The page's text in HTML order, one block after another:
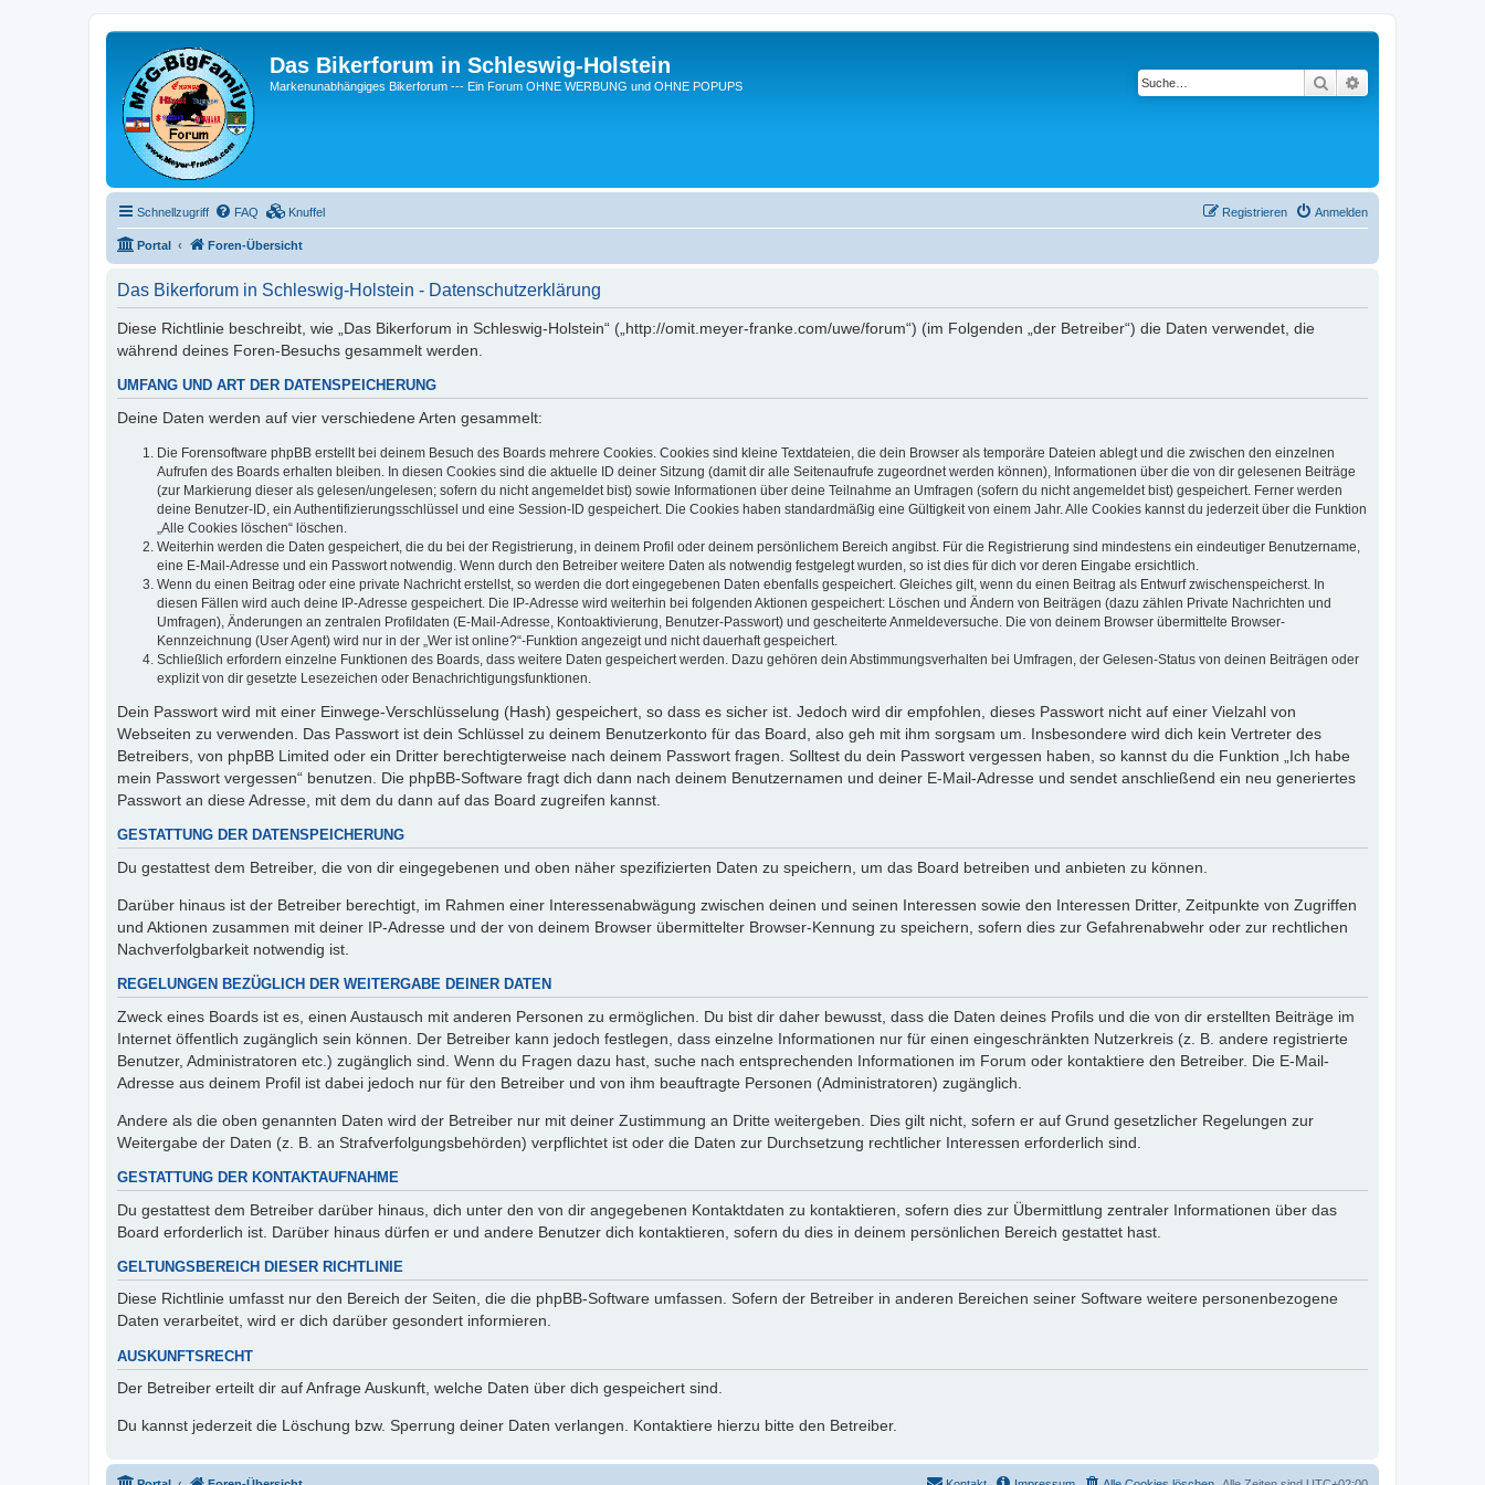
Das Bikerforum in Schleswig-Holstein
Markenunabhängiges Bikerforum --- Ein Forum OHNE WERBUNG und OHNE POPUPS Suche
Schnellzugriff FAQ Knuffel Anmelden
Registrieren
Portal Foren-Übersicht
Das Bikerforum in Schleswig-Holstein - Datenschutzerklärung
Diese Richtlinie beschreibt, wie „Das Bikerforum in Schleswig-Holstein“ („http://omit.meyer-franke.com/uwe/forum“) (im Folgenden „der Betreiber“) die Daten verwendet, die
während deines Foren-Besuchs gesammelt werden.
UMFANG UND ART DER DATENSPEICHERUNG
Deine Daten werden auf vier verschiedene Arten gesammelt:
Die Forensoftware phpBB erstellt bei deinem Besuch des Boards mehrere Cookies. Cookies sind kleine Textdateien, die dein Browser als temporäre Dateien ablegt und die zwischen den einzelnen
Aufrufen des Boards erhalten bleiben. In diesen Cookies sind die aktuelle ID deiner Sitzung (damit dir alle Seitenaufrufe zugeordnet werden können), Informationen über die von dir gelesenen Beiträge
(zur Markierung dieser als gelesen/ungelesen; sofern du nicht angemeldet bist) sowie Informationen über deine Teilnahme an Umfragen (sofern du nicht angemeldet bist) gespeichert. Ferner werden
deine Benutzer-ID, ein Authentifizierungsschlüssel und eine Session-ID gespeichert. Die Cookies haben standardmäßig eine Gültigkeit von einem Jahr. Alle Cookies kannst du jederzeit über die Funktion
„Alle Cookies löschen“ löschen.
Weiterhin werden die Daten gespeichert, die du bei der Registrierung, in deinem Profil oder deinem persönlichem Bereich angibst. Für die Registrierung sind mindestens ein eindeutiger Benutzername,
eine E-Mail-Adresse und ein Passwort notwendig. Wenn durch den Betreiber weitere Daten als notwendig festgelegt wurden, so ist dies für dich vor deren Eingabe ersichtlich.
Wenn du einen Beitrag oder eine private Nachricht erstellst, so werden die dort eingegebenen Daten ebenfalls gespeichert. Gleiches gilt, wenn du einen Beitrag als Entwurf zwischenspeicherst. In
diesen Fällen wird auch deine IP-Adresse gespeichert. Die IP-Adresse wird weiterhin bei folgenden Aktionen gespeichert: Löschen und Ändern von Beiträgen (dazu zählen Private Nachrichten und
Umfragen), Änderungen an zentralen Profildaten (E-Mail-Adresse, Kontoaktivierung, Benutzer-Passwort) und gescheiterte Anmeldeversuche. Die von deinem Browser übermittelte Browser-
Kennzeichnung (User Agent) wird nur in der „Wer ist online?“-Funktion angezeigt und nicht dauerhaft gespeichert.
Schließlich erfordern einzelne Funktionen des Boards, dass weitere Daten gespeichert werden. Dazu gehören dein Abstimmungsverhalten bei Umfragen, der Gelesen-Status von deinen Beiträgen oder
explizit von dir gesetzte Lesezeichen oder Benachrichtigungsfunktionen.
Dein Passwort wird mit einer Einwege-Verschlüsselung (Hash) gespeichert, so dass es sicher ist. Jedoch wird dir empfohlen, dieses Passwort nicht auf einer Vielzahl von
Webseiten zu verwenden. Das Passwort ist dein Schlüssel zu deinem Benutzerkonto für das Board, also geh mit ihm sorgsam um. Insbesondere wird dich kein Vertreter des
Betreibers, von phpBB Limited oder ein Dritter berechtigterweise nach deinem Passwort fragen. Solltest du dein Passwort vergessen haben, so kannst du die Funktion „Ich habe
mein Passwort vergessen“ benutzen. Die phpBB-Software fragt dich dann nach deinem Benutzernamen und deiner E-Mail-Adresse und sendet anschließend ein neu generiertes
Passwort an diese Adresse, mit dem du dann auf das Board zugreifen kannst.
GESTATTUNG DER DATENSPEICHERUNG
Du gestattest dem Betreiber, die von dir eingegebenen und oben näher spezifizierten Daten zu speichern, um das Board betreiben und anbieten zu können.
Darüber hinaus ist der Betreiber berechtigt, im Rahmen einer Interessenabwägung zwischen deinen und seinen Interessen sowie den Interessen Dritter, Zeitpunkte von Zugriffen
und Aktionen zusammen mit deiner IP-Adresse und der von deinem Browser übermittelter Browser-Kennung zu speichern, sofern dies zur Gefahrenabwehr oder zur rechtlichen
Nachverfolgbarkeit notwendig ist.
REGELUNGEN BEZÜGLICH DER WEITERGABE DEINER DATEN
Zweck eines Boards ist es, einen Austausch mit anderen Personen zu ermöglichen. Du bist dir daher bewusst, dass die Daten deines Profils und die von dir erstellten Beiträge im
Internet öffentlich zugänglich sein können. Der Betreiber kann jedoch festlegen, dass einzelne Informationen nur für einen eingeschränkten Nutzerkreis (z. B. andere registrierte
Benutzer, Administratoren etc.) zugänglich sind. Wenn du Fragen dazu hast, suche nach entsprechenden Informationen im Forum oder kontaktiere den Betreiber. Die E-Mail-
Adresse aus deinem Profil ist dabei jedoch nur für den Betreiber und von ihm beauftragte Personen (Administratoren) zugänglich.
Andere als die oben genannten Daten wird der Betreiber nur mit deiner Zustimmung an Dritte weitergeben. Dies gilt nicht, sofern er auf Grund gesetzlicher Regelungen zur
Weitergabe der Daten (z. B. an Strafverfolgungsbehörden) verpflichtet ist oder die Daten zur Durchsetzung rechtlicher Interessen erforderlich sind.
GESTATTUNG DER KONTAKTAUFNAHME
Du gestattest dem Betreiber darüber hinaus, dich unter den von dir angegebenen Kontaktdaten zu kontaktieren, sofern dies zur Übermittlung zentraler Informationen über das
Board erforderlich ist. Darüber hinaus dürfen er und andere Benutzer dich kontaktieren, sofern du dies in deinem persönlichen Bereich gestattet hast.
GELTUNGSBEREICH DIESER RICHTLINIE
Diese Richtlinie umfasst nur den Bereich der Seiten, die die phpBB-Software umfassen. Sofern der Betreiber in anderen Bereichen seiner Software weitere personenbezogene
Daten verarbeitet, wird er dich darüber gesondert informieren.
AUSKUNFTSRECHT
Der Betreiber erteilt dir auf Anfrage Auskunft, welche Daten über dich gespeichert sind.
Du kannst jederzeit die Löschung bzw. Sperrung deiner Daten verlangen. Kontaktiere hierzu bitte den Betreiber.